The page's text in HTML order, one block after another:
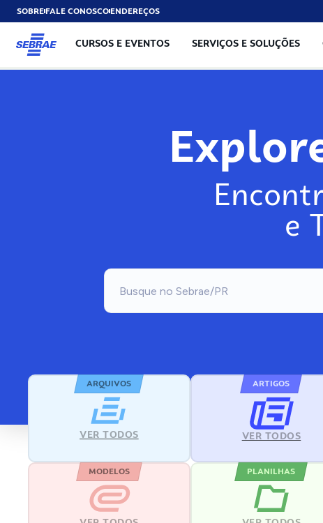
SOBREFALE CONOSCOENDEREÇOS
CURSOS E EVENTOS SERVIÇOS E SOLUÇÕES
e
ARQUIVOS
VER TODOS
ARTIGOS
VER TODOS
MODELOS PLANILHAS